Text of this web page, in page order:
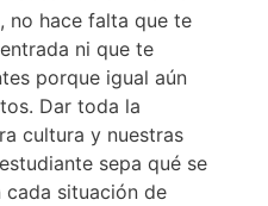
no hace falta que te
ni que te
porque igual aún
Dar toda la
cultura y nuestras
sepa qué se
cada situación de